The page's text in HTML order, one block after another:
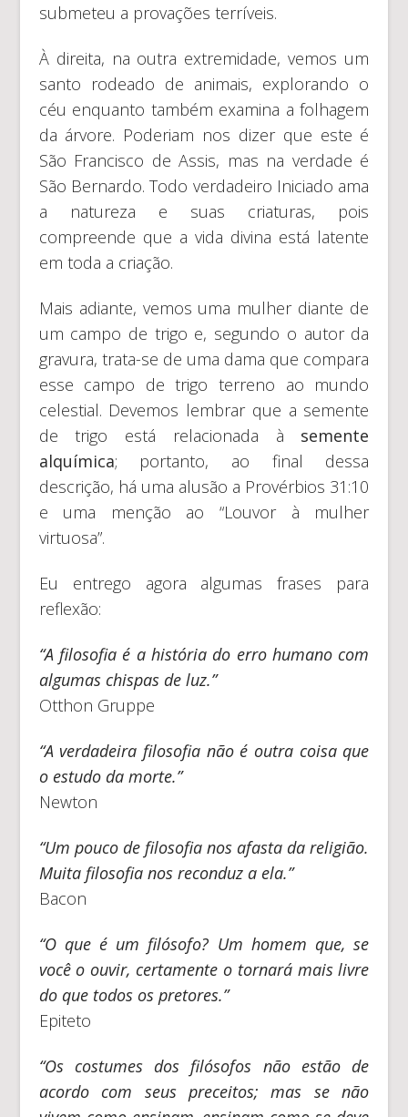
submeteu a provações terríveis.
À direita, na outra extremidade, vemos um
santo rodeado de animais, explorando o
céu enquanto também examina a folhagem
da árvore. Poderiam nos dizer que este é
São Francisco de Assis, mas na verdade é
São Bernardo. Todo verdadeiro Iniciado ama
a natureza e suas criaturas, pois
compreende que a vida divina está latente
em toda a criação.
Mais adiante, vemos uma mulher diante de
um campo de trigo e, segundo o autor da
gravura, trata-se de uma dama que compara
esse campo de trigo terreno ao mundo
celestial. Devemos lembrar que a semente
de trigo está relacionada à semente
alquímica; portanto, ao final dessa
descrição, há uma alusão a Provérbios 31:10
e uma menção ao “Louvor à mulher
virtuosa”.
Eu entrego agora algumas frases para
reflexão:
“A filosofia é a história do erro humano com
algumas chispas de luz.”
Otthon Gruppe
“A verdadeira filosofia não é outra coisa que
o estudo da morte.”
Newton
“Um pouco de filosofia nos afasta da religião.
Muita filosofia nos reconduz a ela.”
Bacon
“O que é um filósofo? Um homem que, se
você o ouvir, certamente o tornará mais livre
do que todos os pretores.”
Epiteto
“Os costumes dos filósofos não estão de
acordo com seus preceitos; mas se não